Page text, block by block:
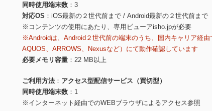
同時使用端末数
3
対応OS
iOS最新の２世代前まで / Android最新の２世代前まで
※コンテンツの使用にあたり、専用ビューアisho.jpが必要
※Androidは、Android２世代前の端末のうち、国内キャリア経由
AQUOS、ARROWS、Nexusなど）にて動作確認しています
必要メモリ容量
22 MB以上
ご利用方法
アクセス型配信サービス（買切型）
同時使用端末数
1
※インターネット経由でのWEBブラウザによるアクセス参照